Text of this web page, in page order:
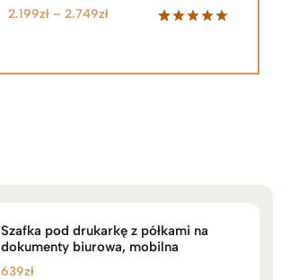
2.199zł – 2.749złZakres
2.199zł
Szafka pod drukarkę z półkami na
dokumenty biurowa, mobilna
639zł